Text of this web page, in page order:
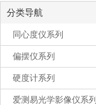
分类导航
同心度仪系列
偏摆仪系列
硬度计系列
爱测易光学影像仪系列